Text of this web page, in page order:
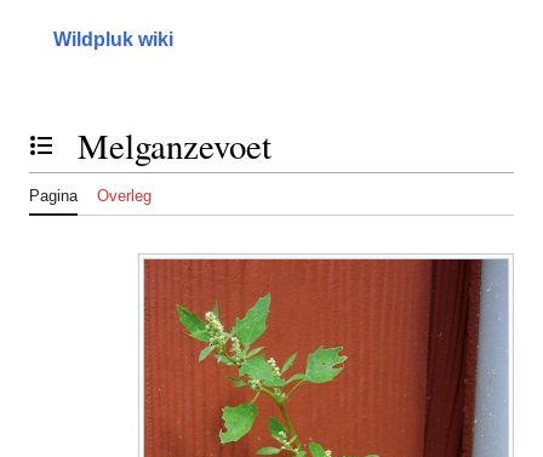
inhoud
springen
Wildpluk wiki
Inhoudsopgave tonen of verbergen
Melganzevoet
Pagina Overleg